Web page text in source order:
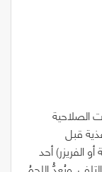
الصلاحية
قبل
الفريزر)أحد